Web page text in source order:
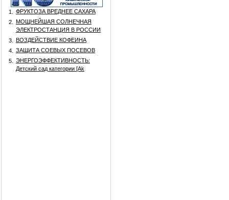
1.
ФРУКТОЗА ВРЕДНЕЕ САХАРА
2.
МОЩНЕЙШАЯ СОЛНЕЧНАЯ
ЭЛЕКТРОСТАНЦИЯ В РОССИИ
3.
ВОЗДЕЙСТВИЕ КОФЕИНА
4.
ЗАЩИТА СОЕВЫХ ПОСЕВОВ
5.
ЭНЕРГОЭФФЕКТИВНОСТЬ:
Детский сад категории [Аk